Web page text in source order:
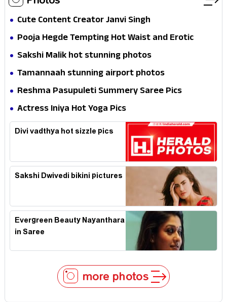
Cute Content Creator Janvi Singh
Pooja Hegde Tempting Hot Waist and Erotic
Expression in Black Saree
Sakshi Malik hot stunning photos
Tamannaah stunning airport photos
Reshma Pasupuleti Summery Saree Pics
Actress Iniya Hot Yoga Pics
Divi vadthya hot sizzle pics
Sakshi Dwivedi bikini pictures
Evergreen Beauty Nayanthara
in Saree
more photos